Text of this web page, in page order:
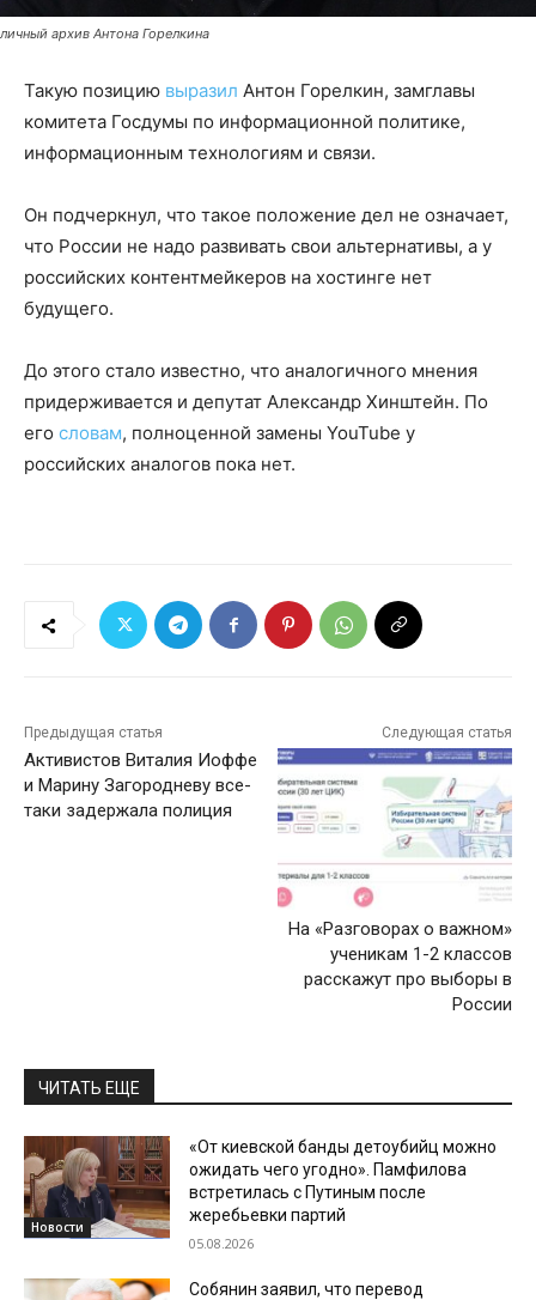
личный архив Антона Горелкина
Такую позицию выразил Антон Горелкин, замглавы
комитета Госдумы по информационной политике,
информационным технологиям и связи.
Он подчеркнул, что такое положение дел не означает,
что России не надо развивать свои альтернативы, а у
российских контентмейкеров на хостинге нет
будущего.
До этого стало известно, что аналогичного мнения
придерживается и депутат Александр Хинштейн. По
его словам, полноценной замены YouTube у
российских аналогов пока нет.
Предыдущая статья
Активистов Виталия Иоффе
и Марину Загородневу все-
таки задержала полиция
Следующая статья
На «Разговорах о важном»
ученикам 1-2 классов
расскажут про выборы в
России
ЧИТАТЬ ЕЩЕ
Новости
«От киевской банды детоубийц можно
ожидать чего угодно». Памфилова
встретилась с Путиным после
жеребьевки партий
05.08.2026
Собянин заявил, что перевод